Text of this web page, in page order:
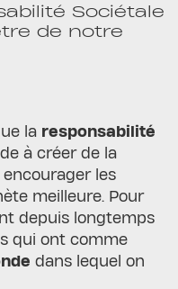
Sociétale
de notre
la responsabilité
à créer de la
les
meilleure. Pour
depuis longtemps
qui ont comme
dans lequel on